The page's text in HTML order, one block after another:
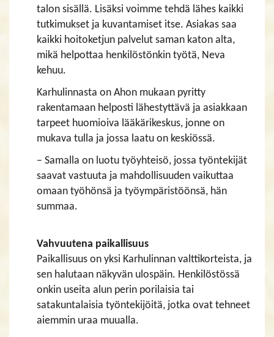
talon sisällä. Lisäksi voimme tehdä lähes kaikki
tutkimukset ja kuvantamiset itse. Asiakas saa
kaikki hoitoketjun palvelut saman katon alta,
mikä helpottaa henkilöstönkin työtä, Neva
kehuu.
Karhulinnasta on Ahon mukaan pyritty
rakentamaan helposti lähestyttävä ja asiakkaan
tarpeet huomioiva lääkärikeskus, jonne on
mukava tulla ja jossa laatu on keskiössä.
– Samalla on luotu työyhteisö, jossa työntekijät
saavat vastuuta ja mahdollisuuden vaikuttaa
omaan työhönsä ja työympäristöönsä, hän
summaa.
Vahvuutena paikallisuus
Paikallisuus on yksi Karhulinnan valttikorteista, ja
sen halutaan näkyvän ulospäin. Henkilöstössä
onkin useita alun perin porilaisia tai
satakuntalaisia työntekijöitä, jotka ovat tehneet
aiemmin uraa muualla.